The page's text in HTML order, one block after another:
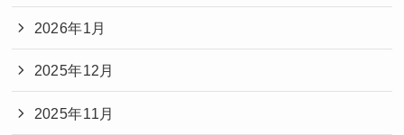
2026年1月
2025年12月
2025年11月